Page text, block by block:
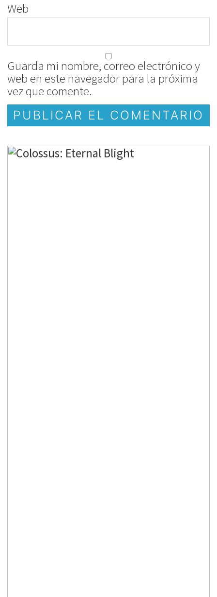
Web
Guarda mi nombre, correo electrónico y
web en este navegador para la próxima
vez que comente.